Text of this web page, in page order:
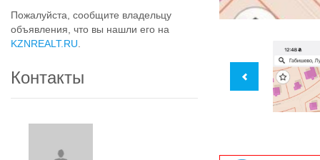
Пожалуйста, сообщите владельцу
объявления, что вы нашли его на
KZNREALT.RU
Контакты